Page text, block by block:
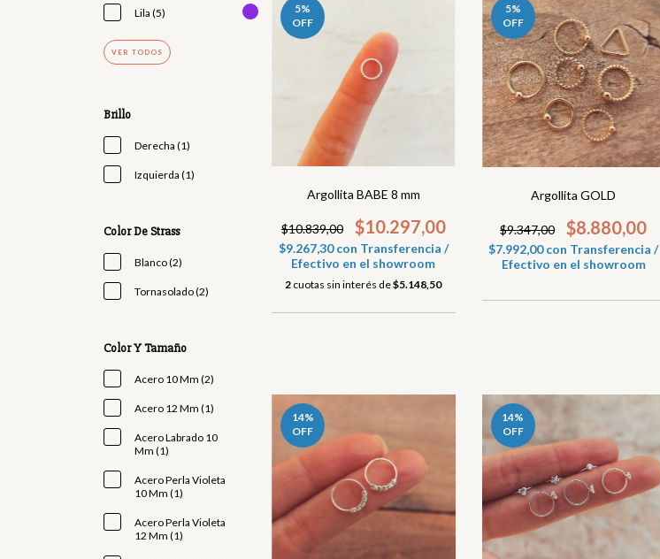
Lila (5)
VER TODOS
Brillo
Derecha (1)
Izquierda (1)
Color De Strass
Blanco (2)
Tornasolado (2)
Color Y Tamaño
Acero 10 Mm (2)
Acero 12 Mm (1)
Acero Labrado 10
Mm (1)
Acero Perla Violeta
10 Mm (1)
Acero Perla Violeta
12 Mm (1)
5%
OFF
Argollita BABE 8 mm
$10.839,00 $10.297,00
$9.267,30con Transferencia /
Efectivo en el showroom
2 cuotas sin interés de$5.148,50
5%
OFF
Argollita GOLD
$9.347,00 $8.880,00
$7.992,00con Transferencia /
Efectivo en el showroom
14%
OFF
14%
OFF